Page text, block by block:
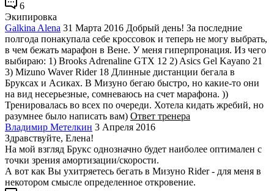
6
Экипировка
Galkina Alena 31 Марта 2016 Добрый день! За последние
полгода понакупала себе кроссовок и теперь не могу выбрать,
в чем бежать марафон в Вене. У меня гиперпронация. Из чего
выбираю: 1) Brooks Adrenaline GTX 12 2) Asics Gel Kayano 21
3) Mizuno Waver Rider 18 Длинные дистанции бегала в
Бруксах и Асиках. В Мизуно бегаю быстро, но какие-то они
на вид несерьезные, сомневаюсь на счет марафона. ))
Тренировалась во всех по очереди. Хотела кидать жребий, но
разумнее было написать вам) Ответ тренера
Владимир Метелкин 3 Апреля 2016
Здравствуйте, Елена!
На мой взгляд Брукс однозначно будет наиболее оптимален с
точки зрения амортизации/скорости.
А вот как Вы ухитряетесь бегать в Мизуно Rider - для меня в
некотором смысле определенное откровение.